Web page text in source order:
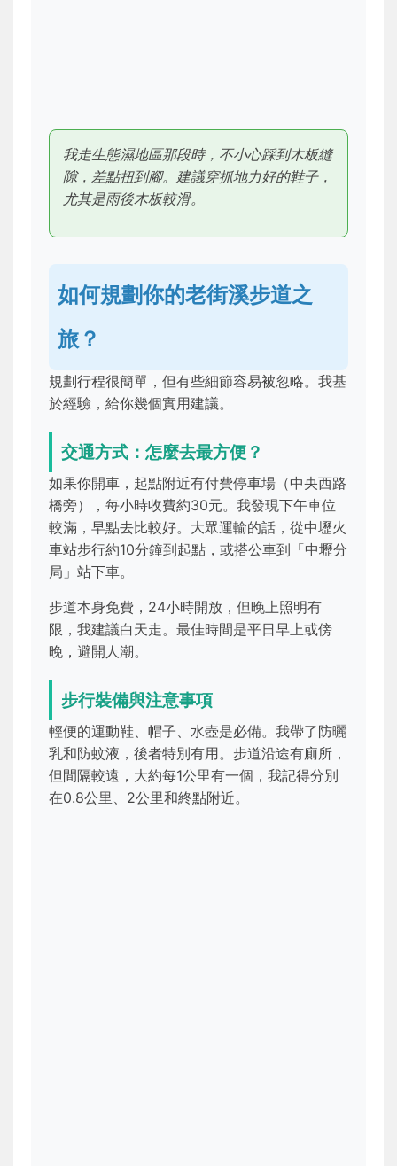
我走生態濕地區那段時，不小心踩到木板縫
隙，差點扭到腳。建議穿抓地力好的鞋子，
尤其是雨後木板較滑。
如何規劃你的老街溪步道之
旅？
規劃行程很簡單，但有些細節容易被忽略。我基
於經驗，給你幾個實用建議。
交通方式：怎麼去最方便？
如果你開車，起點附近有付費停車場（中央西路
橋旁），每小時收費約30元。我發現下午車位
較滿，早點去比較好。大眾運輸的話，從中壢火
車站步行約10分鐘到起點，或搭公車到「中壢分
局」站下車。
步道本身免費，24小時開放，但晚上照明有
限，我建議白天走。最佳時間是平日早上或傍
晚，避開人潮。
步行裝備與注意事項
輕便的運動鞋、帽子、水壺是必備。我帶了防曬
乳和防蚊液，後者特別有用。步道沿途有廁所，
但間隔較遠，大約每1公里有一個，我記得分別
在0.8公里、2公里和終點附近。